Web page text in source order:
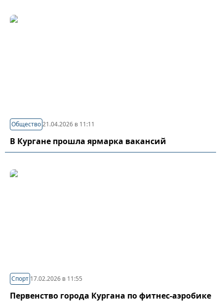
Общество21.04.2026 в 11:11
В Кургане прошла ярмарка вакансий
Спорт 17.02.2026 в 11:55
Первенство города Кургана по фитнес-аэробике